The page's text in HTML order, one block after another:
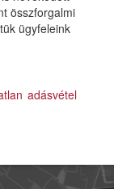
összforgalmi
ügyfeleink
adásvétel